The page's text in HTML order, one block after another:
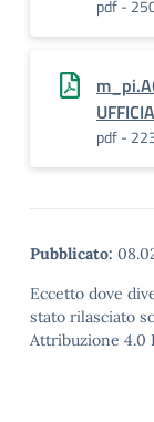
pdf -
pdf -
Pubblicato:
Eccetto dove
stato rilasciato
Attribuzione 4.0